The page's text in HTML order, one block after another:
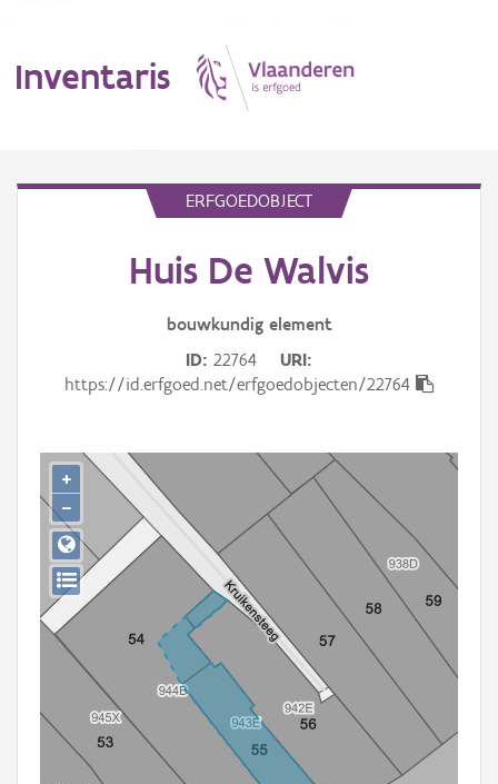
Inventaris
Gebeurtenis
Persoon of collectief
Downloads
Hergebruik
Aanmelden
ERFGOEDOBJECT
Huis De Walvis
bouwkundig element
ID 22764
URI
https://id.erfgoed.net/erfgoedobjecten/22764
+
−